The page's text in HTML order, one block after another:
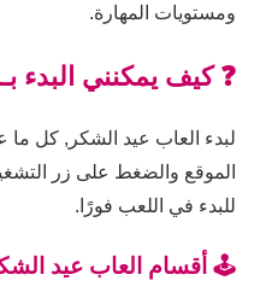
ومستويات المهارة.
❓ كيف يمكنني البدء
لبدء العاب عيد الشكر, كل ما
الموقع والضغط على زر
للبدء في اللعب فورًا.
🕹️ أقسام العاب عيد